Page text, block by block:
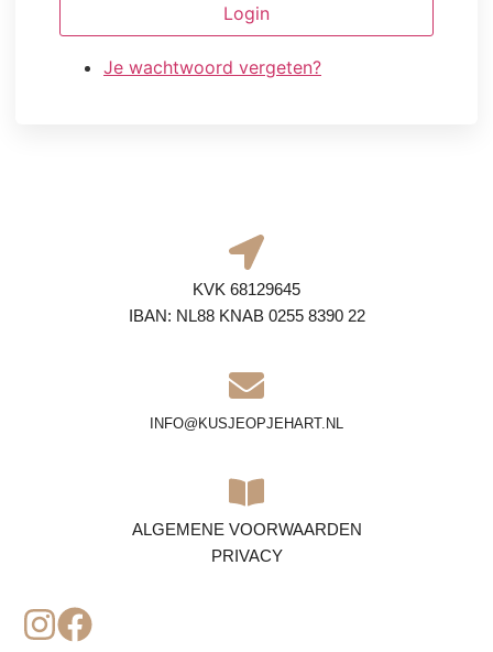
Login
Je wachtwoord vergeten?
KVK 68129645
IBAN: NL88 KNAB 0255 8390 22
INFO@KUSJEOPJEHART.NL
ALGEMENE VOORWAARDEN
PRIVACY